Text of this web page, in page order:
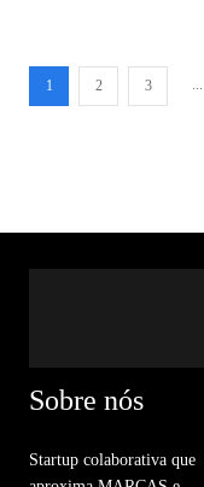
1 2 3 ...
Sobre nós
Startup colaborativa que